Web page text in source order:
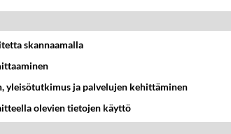
Sitten jää hieman taustalle, jos
skannaamalla
yleisötutkimus ja palvelujen kehittäminen
olevien tietojen käyttö